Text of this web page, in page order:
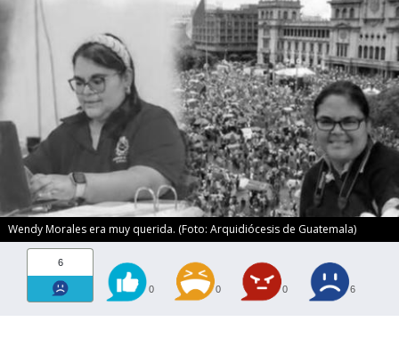
Wendy Morales era muy querida. (Foto: Arquidiócesis de Guatemala)
6
0 0 0 6